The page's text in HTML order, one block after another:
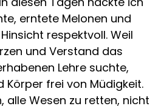
erntete Melonen und
respektvoll. Weil
und Verstand das
Lehre suchte,
Körper frei von Müdigkeit.
alle Wesen zu retten, nicht